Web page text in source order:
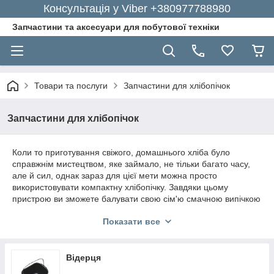
Консультація у Viber +380977788980
Запчастини та аксесуари для побутової техніки
Товари та послуги Запчастини для хлібопічок
Запчастини для хлібопічок
Коли то приготування свіжого, домашнього хліба було
справжнім мистецтвом, яке займало, не тільки багато часу,
але й сил, однак зараз для цієї мети можна просто
використовувати компактну хлібопічку. Завдяки цьому
пристрою ви зможете балувати свою сім'ю смачною випічкою
допоможуть вам правильно доглядати за обладнанням.
запчастини для хлібопічки від
GoodParts
Показати все
Відерця